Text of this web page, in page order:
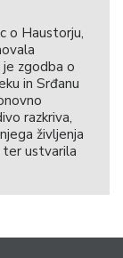
o Haustorju,
je zgodba o
in Srđanu
razkriva,
življenja
ter ustvarila